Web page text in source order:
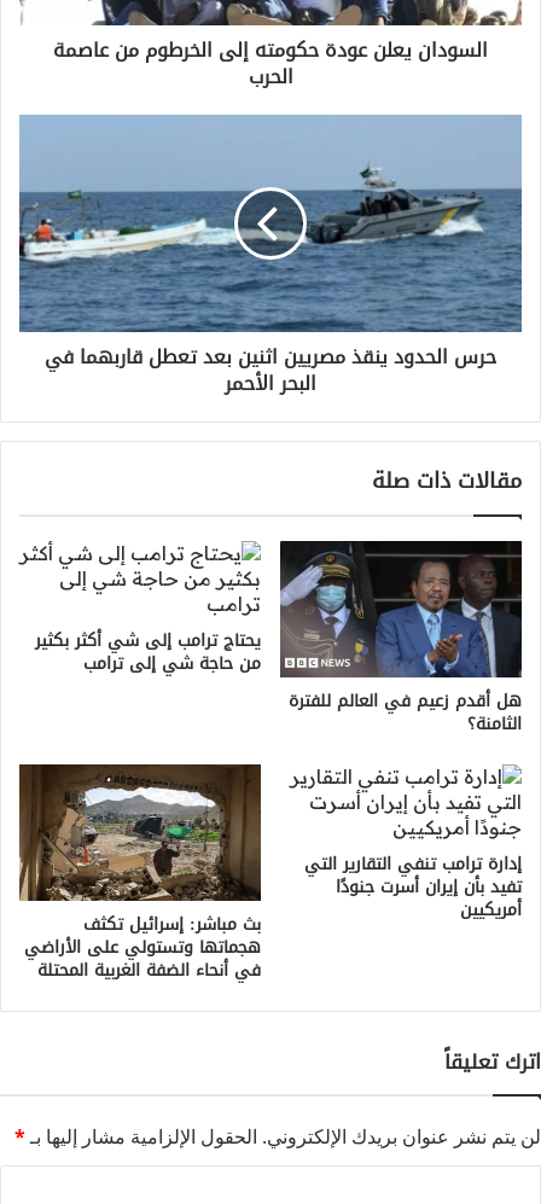
الحرب
السودان يعلن عودة حكومته إلى الخرطوم من عاصمة
الحرب
مصريين
اثنين
بعد
تعطل
قاربهما
في
البحرحرس الحدود ينقذ مصريين اثنين بعد تعطل قاربهما في
البحر الأحمر
مقالات ذات صلة
هل أقدم زعيم في العالم للفترة
الثامنة؟
يحتاج ترامب إلى شي أكثر بكثير
من حاجة شي إلى ترامب
إدارة ترامب تنفي التقارير التي
تفيد بأن إيران أسرت جنودًا
أمريكيين بث مباشر: إسرائيل تكثف
هجماتها وتستولي على الأراضي
في أنحاء الضفة الغربية المحتلة
اترك تعليقاً
لن يتم نشر عنوان بريدك الإلكتروني. الحقول الإلزامية مشار إليها بـ*